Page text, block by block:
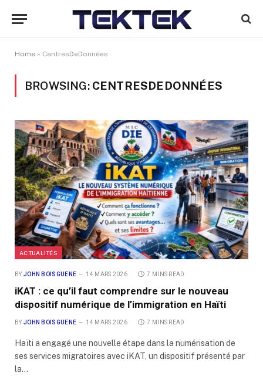
Home » CentresDeDonnées
BROWSING: CENTRESDEDONNÉES
ACTUALITÉS
BY JOHN BOISGUENE 14 MARS 2026 7 MINS READ
iKAT : ce qu’il faut comprendre sur le nouveau
dispositif numérique de l’immigration en Haïti
BY JOHN BOISGUENE 14 MARS 2026 7 MINS READ
Haïti a engagé une nouvelle étape dans la numérisation de
ses services migratoires avec iKAT, un dispositif présenté par
la…